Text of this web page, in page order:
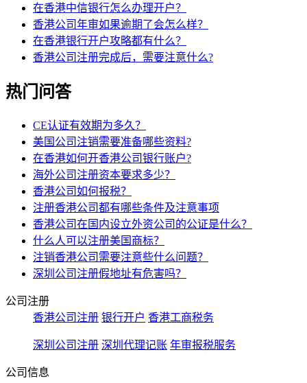
在香港中信银行怎么办理开户？
香港公司年审如果逾期了会怎么样？
在香港银行开户攻略都有什么？
香港公司注册完成后，需要注意什么?
热门问答
CE认证有效期为多久？
美国公司注销需要准备哪些资料?
在香港如何开香港公司银行账户?
海外公司注册资本要求多少？
香港公司如何报税？
注册香港公司都有哪些条件及注意事项
香港公司在国内设立外资公司的公证是什么？
什么人可以注册美国商标？
注销香港公司需要注意些什么问题？
深圳公司注册假地址有危害吗？
公司注册
香港公司注册 银行开户 香港工商税务
深圳公司注册 深圳代理记账 年审报税服务
公司信息